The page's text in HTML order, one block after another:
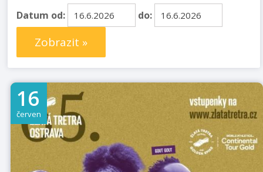
Datum od: do:
Zobrazit »
16
červen